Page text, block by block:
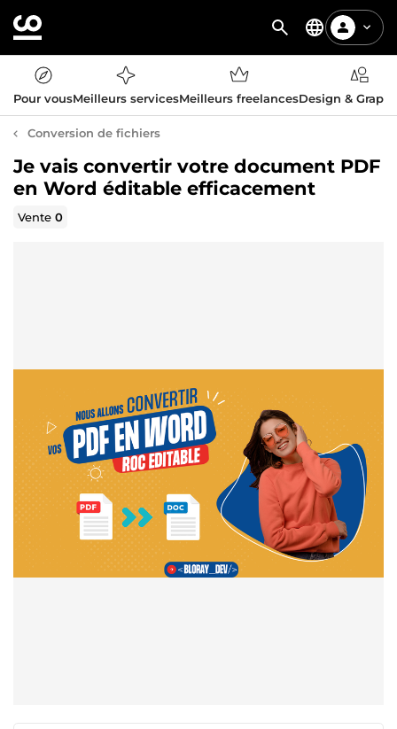
Pour vousMeilleurs servicesMeilleurs freelancesDesign &
Conversion de fichiers
Je vais convertir votre document PDF
en Word éditable efficacement
Vente0